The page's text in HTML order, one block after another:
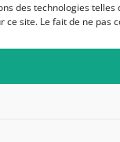
des technologies
ce site. Le fait de ne